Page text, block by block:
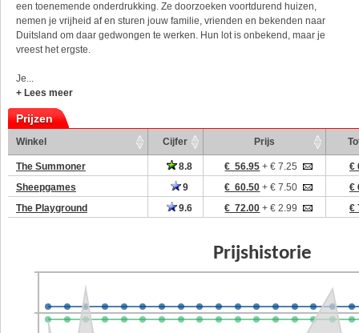
een toenemende onderdrukking. Ze doorzoeken voortdurend huizen,
nemen je vrijheid af en sturen jouw familie, vrienden en bekenden naar
Duitsland om daar gedwongen te werken. Hun lot is onbekend, maar je
vreest het ergste.
Je...
+ Lees meer
Prijzen
Winkel Cijfer Prijs
The Summoner 8.8 € 56.95 + € 7.25
€
Sheepgames
9 € 60.50 + € 7.50
€
The Playground
9.6 € 72.00 + € 2.99 €